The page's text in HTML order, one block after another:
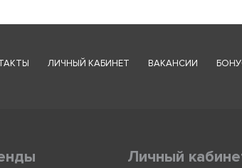
ЛИЧНЫЙ КАБИНЕТ ВАКАНСИИ
Личный